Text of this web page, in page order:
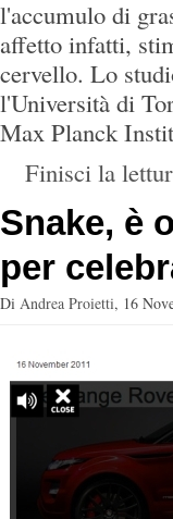
l'accumulo di
affetto infatti,
cervello. Lo
l'Università di
Max Planck
Finisci la
Snake, è
per
Di Andrea Proietti, 16